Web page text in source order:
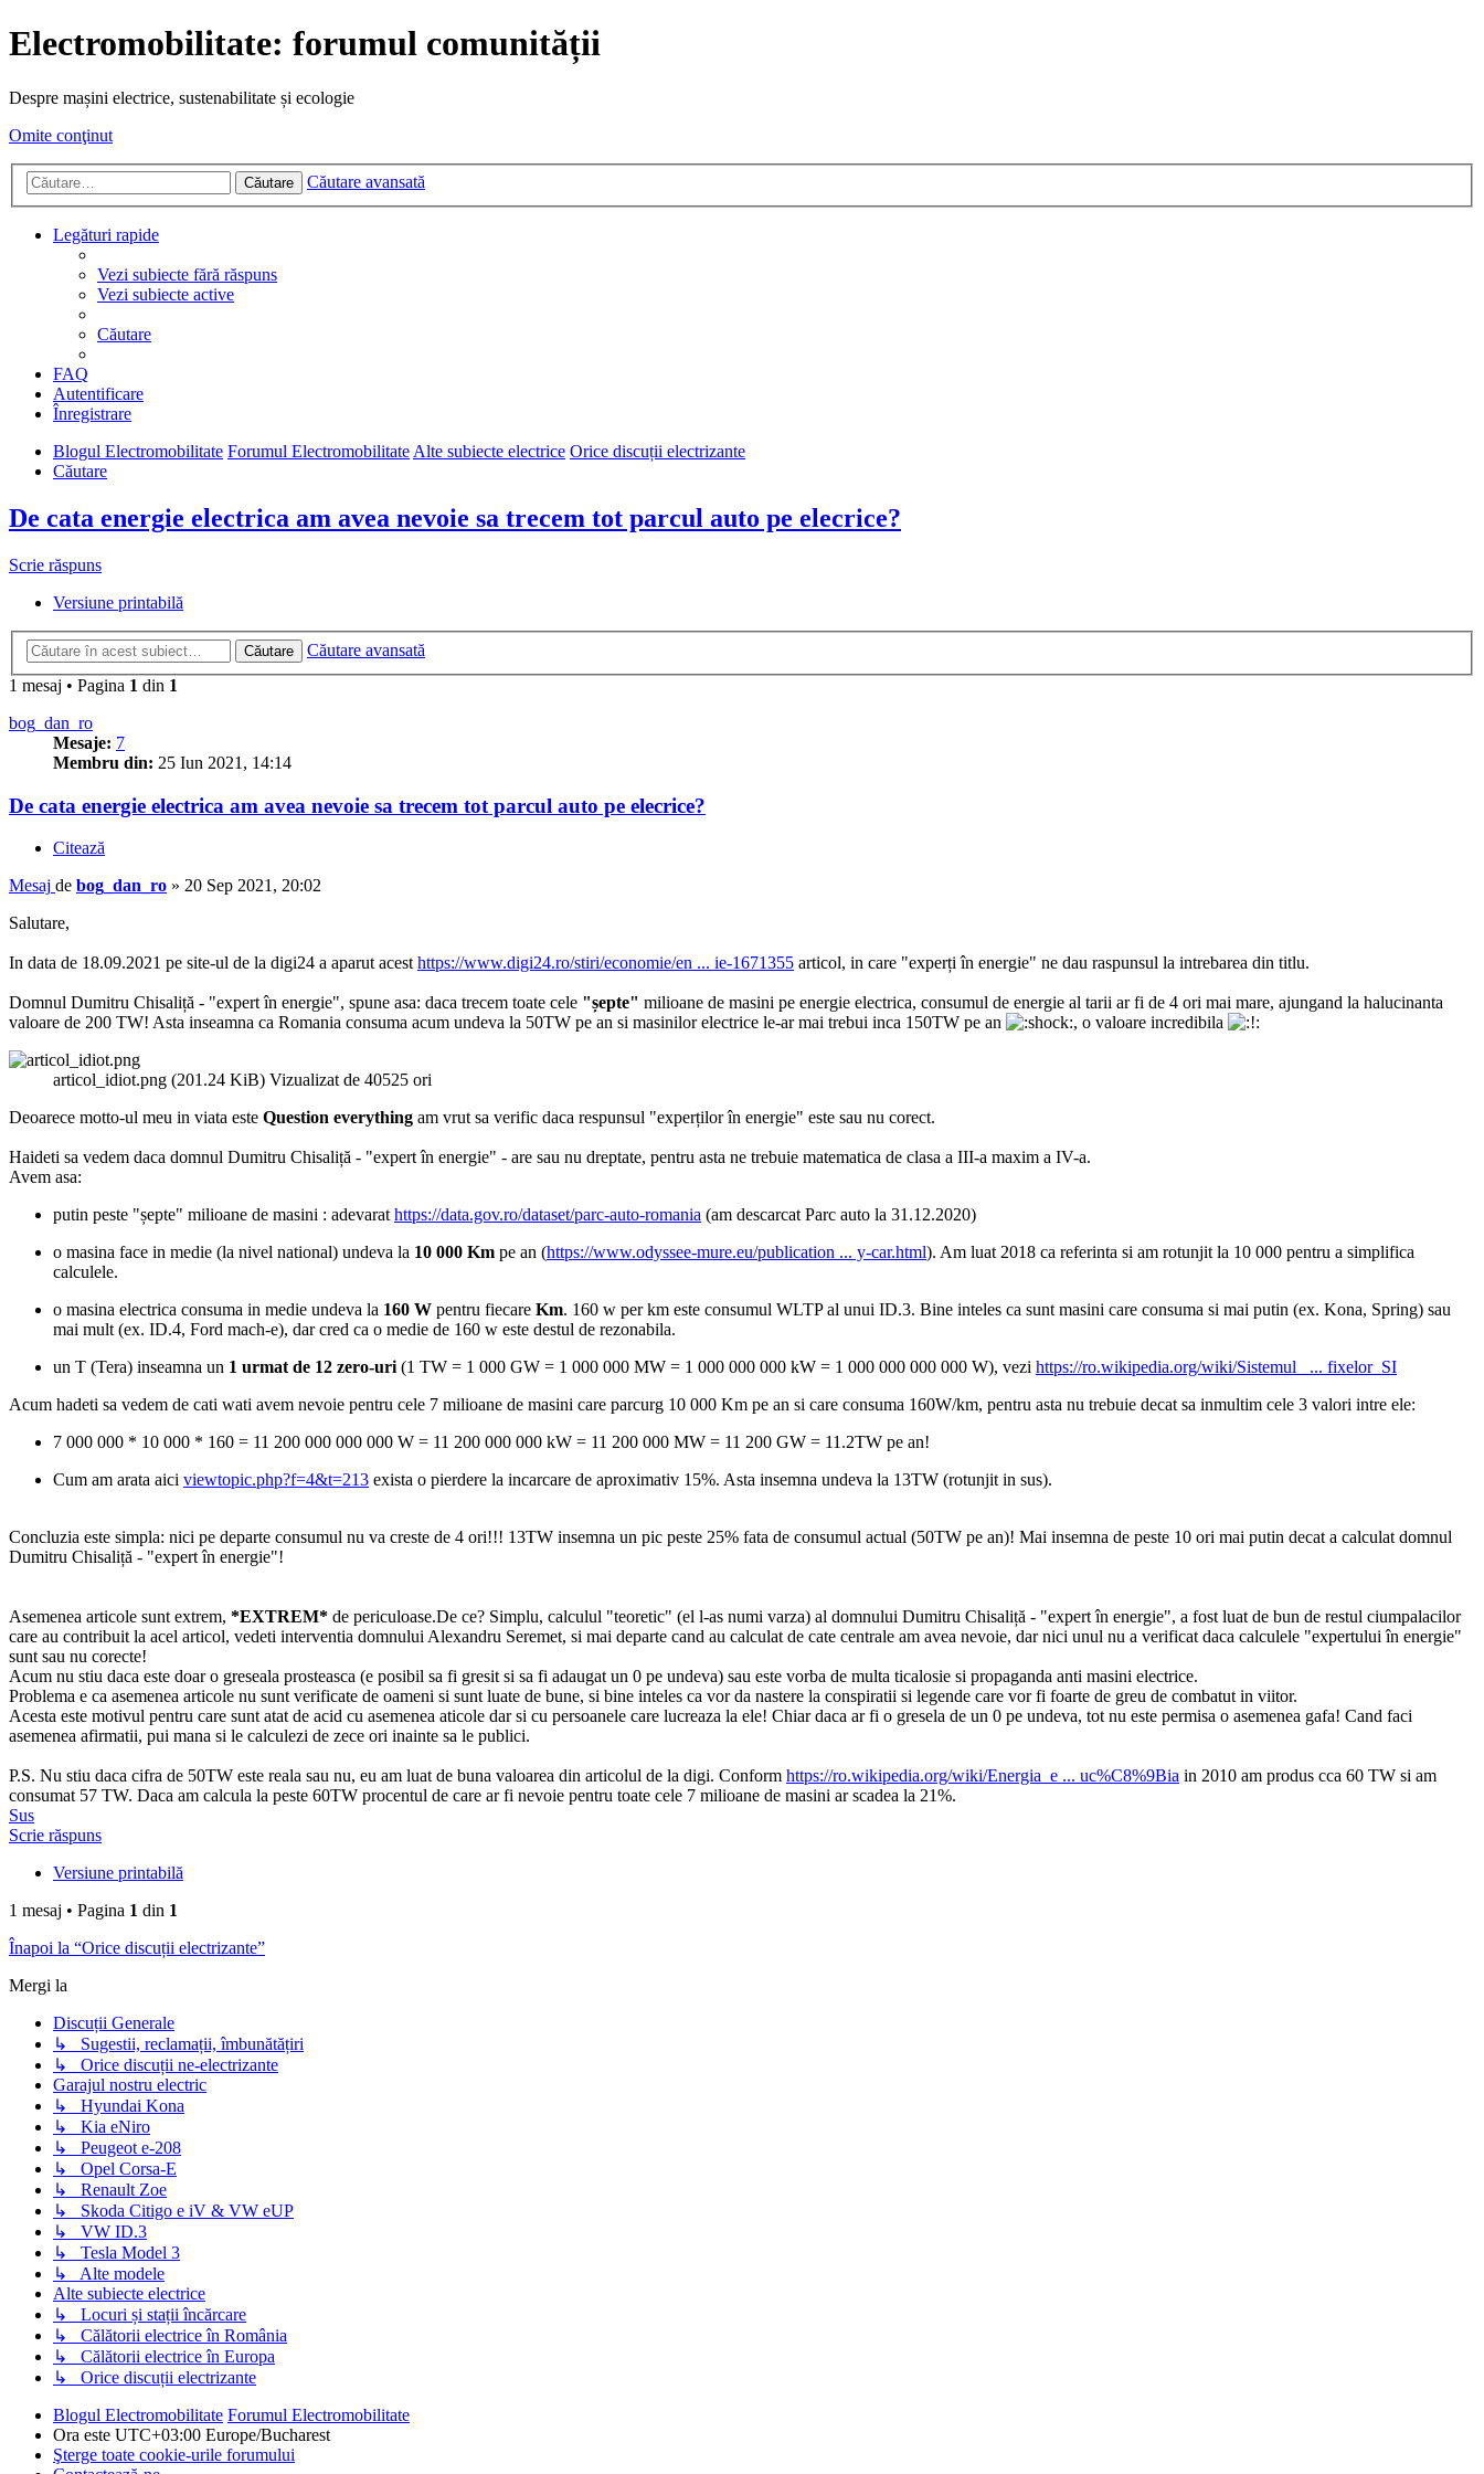
Electromobilitate: forumul comunității
Despre mașini electrice, sustenabilitate și ecologie
Omite conţinut
Căutare Căutare avansată
Legături rapide
Vezi subiecte fără răspuns
Vezi subiecte active
Căutare
FAQ
Autentificare
Înregistrare
Blogul Electromobilitate Forumul ElectromobilitateAlte subiecte electrice Orice discuții electrizante
Căutare
De cata energie electrica am avea nevoie sa trecem tot parcul auto pe elecrice?
Scrie răspuns
Versiune printabilă
Căutare
Căutare avansată
1 mesaj • Pagina 1 din 1
bog_dan_ro
Mesaje: 7
Membru din: 25 Iun 2021, 14:14
De cata energie electrica am avea nevoie sa trecem tot parcul auto pe elecrice?
Citează
Mesaj de bog_dan_ro » 20 Sep 2021, 20:02
Salutare,
In data de 18.09.2021 pe site-ul de la digi24 a aparut acest https://www.digi24.ro/stiri/economie/en ... ie-1671355 articol, in care "experți în energie" ne dau raspunsul la intrebarea din titlu.
Domnul Dumitru Chisaliță - "expert în energie", spune asa: daca trecem toate cele "șepte" milioane de masini pe energie electrica, consumul de energie al tarii ar fi de 4 ori mai mare, ajungand la halucinanta
valoare de 200 TW! Asta inseamna ca Romania consuma acum undeva la 50TW pe an si masinilor electrice le-ar mai trebui inca 150TW pe an
, o valoare incredibila
articol_idiot.png (201.24 KiB) Vizualizat de 40525 ori
Deoarece motto-ul meu in viata este Question everything am vrut sa verific daca respunsul "experților în energie" este sau nu corect.
Haideti sa vedem daca domnul Dumitru Chisaliță - "expert în energie" - are sau nu dreptate, pentru asta ne trebuie matematica de clasa a III-a maxim a IV-a.
Avem asa:
putin peste "șepte" milioane de masini : adevarat https://data.gov.ro/dataset/parc-auto-romania (am descarcat Parc auto la 31.12.2020)
o masina face in medie (la nivel national) undeva la 10 000 Km pe an (https://www.odyssee-mure.eu/publication ... y-car.html). Am luat 2018 ca referinta si am rotunjit la 10 000 pentru a simplifica
calculele.
o masina electrica consuma in medie undeva la 160 W pentru fiecare Km. 160 w per km este consumul WLTP al unui ID.3. Bine inteles ca sunt masini care consuma si mai putin (ex. Kona, Spring) sau
mai mult (ex. ID.4, Ford mach-e), dar cred ca o medie de 160 w este destul de rezonabila.
un T (Tera) inseamna un 1 urmat de 12 zero-uri (1 TW = 1 000 GW = 1 000 000 MW = 1 000 000 000 kW = 1 000 000 000 000 W), vezi https://ro.wikipedia.org/wiki/Sistemul_ ... fixelor_SI
Acum hadeti sa vedem de cati wati avem nevoie pentru cele 7 milioane de masini care parcurg 10 000 Km pe an si care consuma 160W/km, pentru asta nu trebuie decat sa inmultim cele 3 valori intre ele:
7 000 000 * 10 000 * 160 = 11 200 000 000 000 W = 11 200 000 000 kW = 11 200 000 MW = 11 200 GW = 11.2TW pe an!
Cum am arata aici viewtopic.php?f=4&t=213 exista o pierdere la incarcare de aproximativ 15%. Asta insemna undeva la 13TW (rotunjit in sus).
Concluzia este simpla: nici pe departe consumul nu va creste de 4 ori!!! 13TW insemna un pic peste 25% fata de consumul actual (50TW pe an)! Mai insemna de peste 10 ori mai putin decat a calculat domnul
Dumitru Chisaliță - "expert în energie"!
Asemenea articole sunt extrem, *EXTREM* de periculoase.De ce? Simplu, calculul "teoretic" (el l-as numi varza) al domnului Dumitru Chisaliță - "expert în energie", a fost luat de bun de restul ciumpalacilor
care au contribuit la acel articol, vedeti interventia domnului Alexandru Seremet, si mai departe cand au calculat de cate centrale am avea nevoie, dar nici unul nu a verificat daca calculele "expertului în energie"
sunt sau nu corecte!
Acum nu stiu daca este doar o greseala prosteasca (e posibil sa fi gresit si sa fi adaugat un 0 pe undeva) sau este vorba de multa ticalosie si propaganda anti masini electrice.
Problema e ca asemenea articole nu sunt verificate de oameni si sunt luate de bune, si bine inteles ca vor da nastere la conspiratii si legende care vor fi foarte de greu de combatut in viitor.
Acesta este motivul pentru care sunt atat de acid cu asemenea aticole dar si cu persoanele care lucreaza la ele! Chiar daca ar fi o gresela de un 0 pe undeva, tot nu este permisa o asemenea gafa! Cand faci
asemenea afirmatii, pui mana si le calculezi de zece ori inainte sa le publici.
P.S. Nu stiu daca cifra de 50TW este reala sau nu, eu am luat de buna valoarea din articolul de la digi. Conform https://ro.wikipedia.org/wiki/Energia_e ... uc%C8%9Bia in 2010 am produs cca 60 TW si am
consumat 57 TW. Daca am calcula la peste 60TW procentul de care ar fi nevoie pentru toate cele 7 milioane de masini ar scadea la 21%.
Sus
Scrie răspuns
Versiune printabilă
1 mesaj • Pagina 1 din 1
Înapoi la “Orice discuții electrizante”
Mergi la
Discuții Generale
↳ Sugestii, reclamații, îmbunătățiri
↳ Orice discuții ne-electrizante
Garajul nostru electric
↳ Hyundai Kona
↳ Kia eNiro
↳ Peugeot e-208
↳ Opel Corsa-E
↳ Renault Zoe
↳ Skoda Citigo e iV & VW eUP
↳ VW ID.3
↳ Tesla Model 3
↳ Alte modele
Alte subiecte electrice
↳ Locuri și stații încărcare
↳ Călătorii electrice în România
↳ Călătorii electrice în Europa
↳ Orice discuții electrizante
Blogul Electromobilitate Forumul Electromobilitate
Ora este UTC+03:00 Europe/Bucharest
Şterge toate cookie-urile forumului